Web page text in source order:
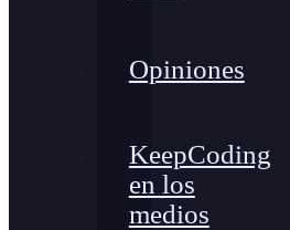
Opiniones
KeepCoding
en los
medios